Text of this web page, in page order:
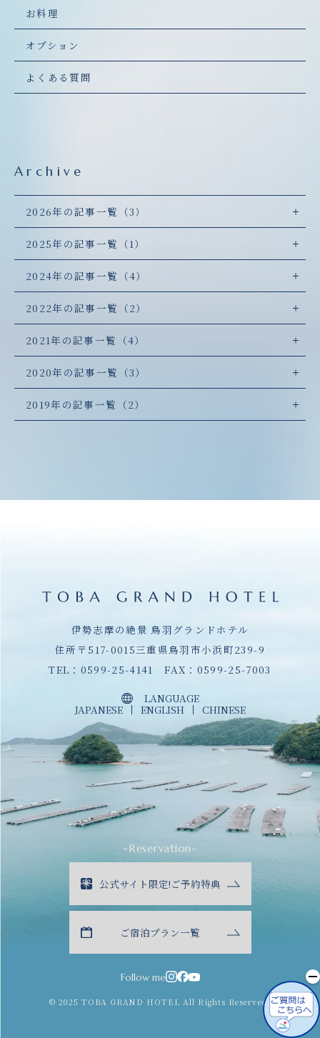
お料理
オプション
よくある質問
Archive
2026年の記事一覧（3）
2025年の記事一覧（1）
2024年の記事一覧（4）
2022年の記事一覧（2）
2021年の記事一覧（4）
2020年の記事一覧（3）
2019年の記事一覧（2）
伊勢志摩の絶景 鳥羽グランドホテル
住所〒517-0015三重県鳥羽市小浜町239-9
TEL： 0599-25-4141 FAX：0599-25-7003
LANGUAGE
JAPANESE ENGLISH CHINESE
-Reservation-
公式サイト限定!ご予約特典
ご宿泊プラン一覧
Follow me
© 2025 TOBA GRAND HOTEL All Rights Reserved.